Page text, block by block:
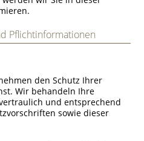
Pflichtinformationen
den Schutz Ihrer
Wir behandeln Ihre
und entsprechend
sowie dieser